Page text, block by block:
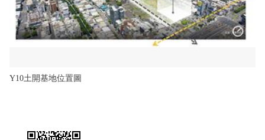
Y10土開基地位置圖